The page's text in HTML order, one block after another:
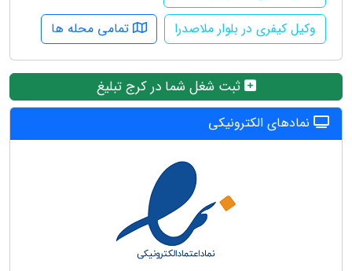
وکیل کیفری در بلوار ملاصدرا
تمامی محله ها
ثبت شغل شما در کرج تبلیغ
نمادهای الکترونیکی